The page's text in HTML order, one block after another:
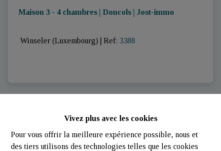
Vivez plus avec les cookies
Pour vous offrir la meilleure expérience possible, nous et
des tiers utilisons des technologies telles que les cookies
Maison 3 - 4 chambres | Doncols | Jost-immo
Winseler (Luxembourg) Ref: 3388